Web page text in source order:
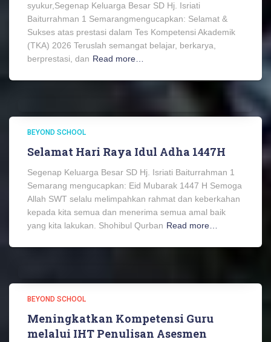
syukur,Segenap Keluarga Besar SD Hj. Isriati
Baiturrahman 1 Semarangmengucapkan: Selamat &
Sukses atas prestasi dalam Tes Kompetensi Akademik
(TKA) 2026 Teruslah semangat belajar, berkarya,
berprestasi, dan Read more…
BEYOND SCHOOL
Selamat Hari Raya Idul Adha 1447H
Segenap Keluarga Besar SD Hj. Isriati Baiturrahman 1
Semarang mengucapkan: Eid Mubarak 1447 H Semoga
Allah SWT selalu melimpahkan rahmat dan keberkahan
kepada kita semua dan menerima semua amal baik
yang kita lakukan. Shohibul Qurban Read more…
BEYOND SCHOOL
Meningkatkan Kompetensi Guru
melalui IHT Penulisan Asesmen